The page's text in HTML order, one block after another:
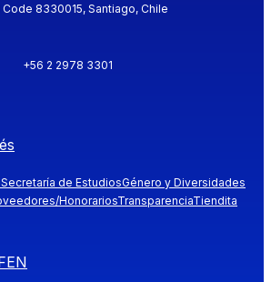
8330015, Santiago, Chile
+56 2 2978 3301
Secretaría de EstudiosGénero y Diversidades
HonorariosTransparenciaTiendita